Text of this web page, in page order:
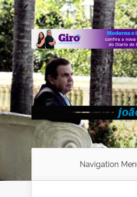
Navigation